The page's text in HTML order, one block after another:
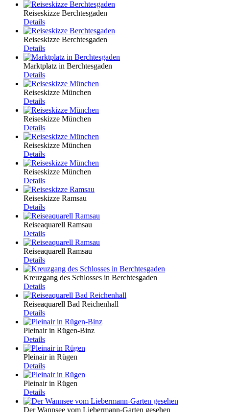
Reiseskizze Berchtesgaden
Details
Reiseskizze Berchtesgaden
Details
Marktplatz in Berchtesgaden
Details
Reiseskizze München
Details
Reiseskizze München
Details
Reiseskizze München
Details
Reiseskizze München
Details
Reiseskizze Ramsau
Details
Reiseaquarell Ramsau
Details
Reiseaquarell Ramsau
Details
Kreuzgang des Schlosses in Berchtesgaden
Details
Reiseaquarell Bad Reichenhall
Details
Pleinair in Rügen-Binz
Details
Pleinair in Rügen
Details
Pleinair in Rügen
Details
Der Wannsee vom Liebermann-Garten gesehen